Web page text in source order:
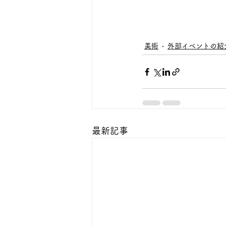
美術 外部イベントの紹
最新記事